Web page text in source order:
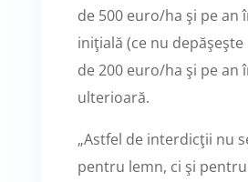
de 500 euro/ha şi pe an
iniţială (ce nu depăşeşte
de 200 euro/ha şi pe an
ulterioară.
„Astfel de interdicţii nu
pentru lemn, ci şi